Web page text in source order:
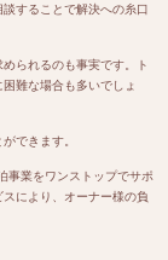
することで解決への糸口
られるのも事実です。ト
難な場合も多いでしょ
できます。
事業をワンストップでサポ
により、オーナー様の負